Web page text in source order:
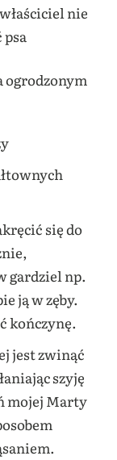
nie
ogrodzonym
się do
gardziel np.
ją w zęby.
kończynę.
jest zwinąć
szyję
mojej Marty